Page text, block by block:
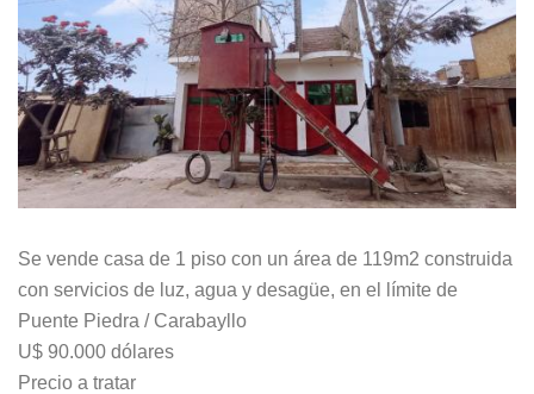
Se vende casa de 1 piso con un área de 119m2 construida
con servicios de luz, agua y desagüe, en el límite de
Puente Piedra / Carabayllo
U$ 90.000 dólares
Precio a tratar